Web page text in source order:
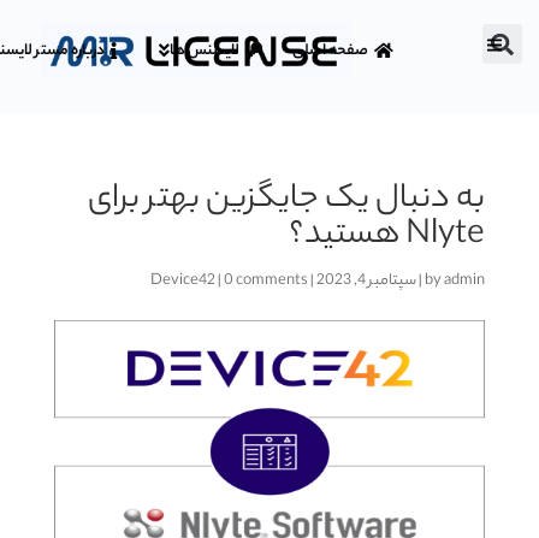
صفحه اصلی لایسنس ها درباره مستر
به دنبال یک جایگزین بهتر برای
Nlyte هستید؟
byadmin
|سپتامبر 4, 2023 |
Device42|0 comments